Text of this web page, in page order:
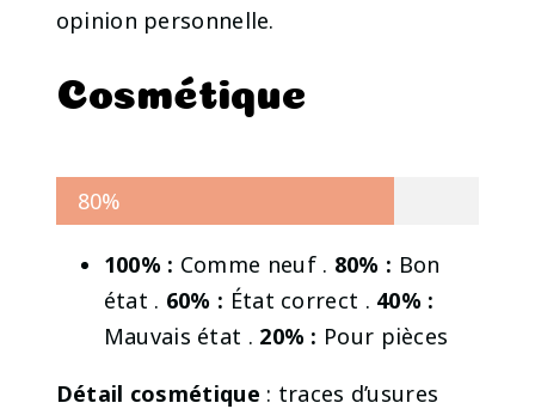
opinion personnelle.
Cosmétique
80%
100% : Comme neuf . 80% : Bon
état . 60% : État correct . 40% :
Mauvais état . 20% : Pour pièces
Détail cosmétique : traces d’usures